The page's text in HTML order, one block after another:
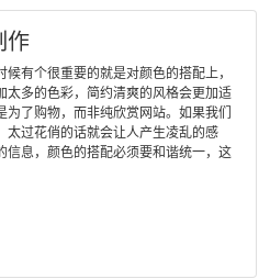
作
有个很重要的就是对颜色的搭配上，
太多的色彩，简约清爽的风格会更加适
了购物，而非纯欣赏网站。如果我们
太过花俏的话就会让人产生凌乱的感
信息，颜色的搭配必须要和谐统一，这